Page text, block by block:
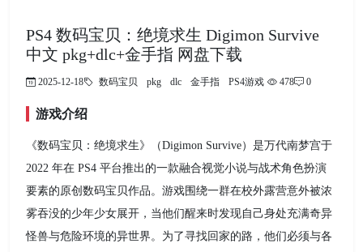
PS4 数码宝贝：绝境求生 Digimon Survive
中文 pkg+dlc+金手指 网盘下载
2025-12-18 数码宝贝 pkg dlc 金手指 PS4游戏 478 0
游戏介绍
《数码宝贝：绝境求生》（Digimon Survive）是万代南梦宫于
2022 年在 PS4 平台推出的一款融合视觉小说与战术角色扮演
要素的原创数码宝贝作品。游戏围绕一群在校外露营意外被浓
雾吞没的少年少女展开，当他们醒来时发现自己身处充满奇异
怪兽与危险环境的异世界。为了寻找回家的路，他们必须与各